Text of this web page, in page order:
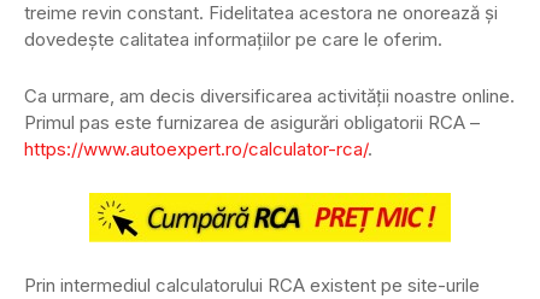
treime revin constant. Fidelitatea acestora ne onorează și
dovedește calitatea informațiilor pe care le oferim.
Ca urmare, am decis diversificarea activității noastre online.
Primul pas este furnizarea de asigurări obligatorii RCA –
https://www.autoexpert.ro/calculator-rca/.
Prin intermediul calculatorului RCA existent pe site-urile